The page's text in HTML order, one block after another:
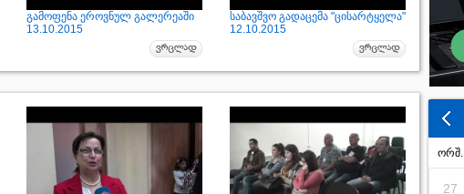
გამოფენა ეროვნულ გალერეაში
13.10.2015
საბავშვო გადაცემა "ცისარტყელა"
12.10.2015
ორშ.
27